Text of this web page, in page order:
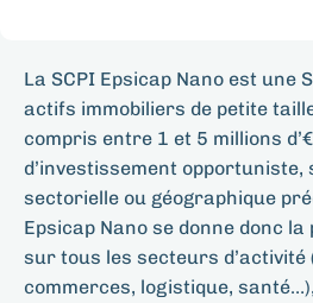
La SCPI Epsicap Nano est une
actifs immobiliers de petite
compris entre 1 et 5 millions
d’investissement opportuniste,
sectorielle ou géographique
Epsicap Nano se donne donc
sur tous les secteurs d’activité
commerces, logistique,